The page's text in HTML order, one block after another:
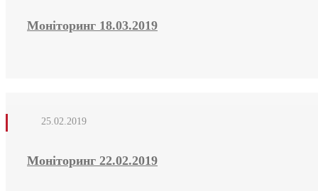
Моніторинг 18.03.2019
25.02.2019
Моніторинг 22.02.2019